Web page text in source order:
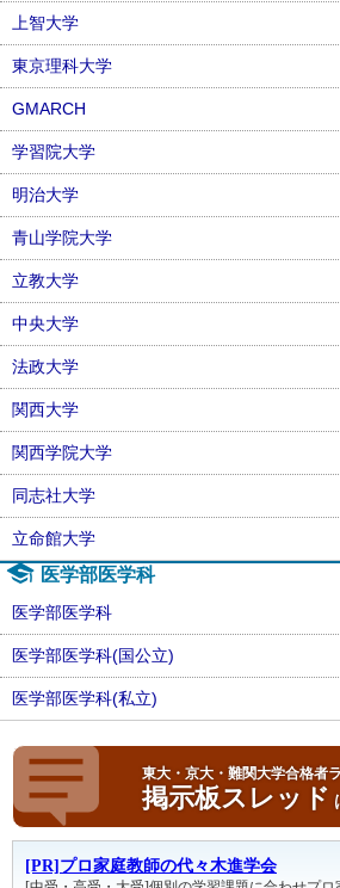
上智大学
東京理科大学
GMARCH
学習院大学
明治大学
青山学院大学
立教大学
中央大学
法政大学
関西大学
関西学院大学
同志社大学
立命館大学
医学部医学科
医学部医学科
医学部医学科(国公立)
医学部医学科(私立)
東大・京大・難関大学合格者
掲示板スレッド